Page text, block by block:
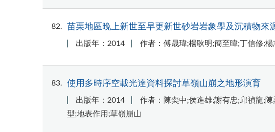
82 苗栗地區晚上新世至早更新世砂岩岩象學及沉積物來
出版年：2014 作者：傅晟瑋;楊耿明;簡至暐;丁信修;
83 使用多時序空載光達資料探討草嶺山崩之地形演育
出版年：2014 作者：陳奕中;侯進雄;謝有忠;邱禎龍;
型;地表作用;草嶺崩山